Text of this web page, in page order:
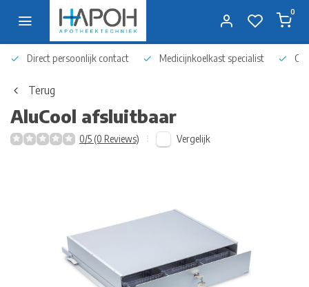
0
Direct persoonlijk contact Medicijnkoelkast specialist Op
Terug
AluCool afsluitbaar
0/5 (0 Reviews) Vergelijk